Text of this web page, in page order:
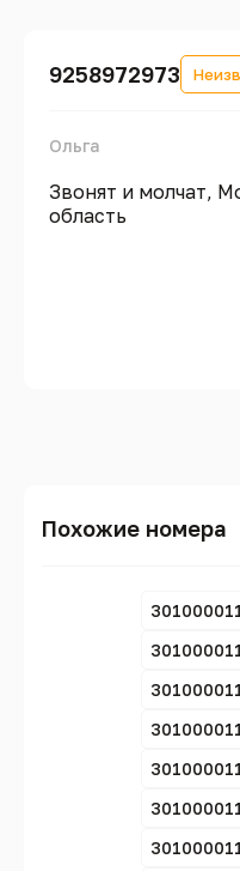
9258972973
Ольга
Звонят и молчат,
область
Похожие номера